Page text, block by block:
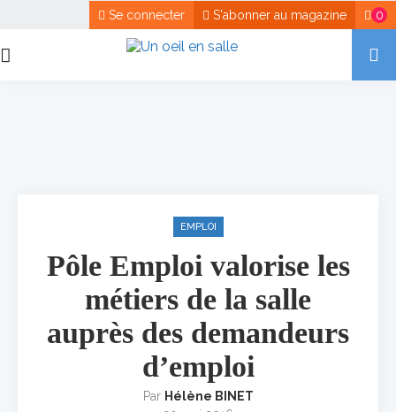
0
S'abonner au magazine
Se connecter
EMPLOI
Pôle Emploi valorise les
métiers de la salle
auprès des demandeurs
d’emploi
Par Hélène BINET